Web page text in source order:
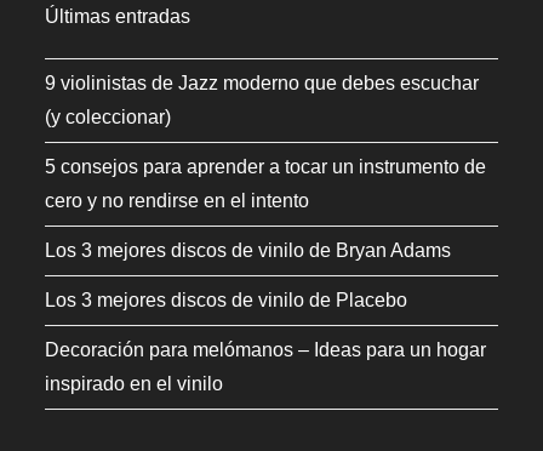
Últimas entradas
9 violinistas de Jazz moderno que debes escuchar
(y coleccionar)
5 consejos para aprender a tocar un instrumento de
cero y no rendirse en el intento
Los 3 mejores discos de vinilo de Bryan Adams
Los 3 mejores discos de vinilo de Placebo
Decoración para melómanos – Ideas para un hogar
inspirado en el vinilo